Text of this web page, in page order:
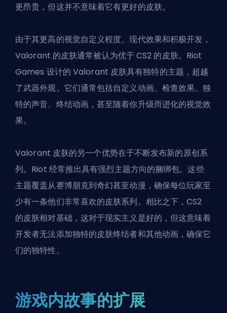
更昂贵，但这并不意味着它有更好的皮肤。
由于其更高的视觉自定义程度、现代效果和积极开发，
Valorant 的皮肤通常被认为优于 CS2 的皮肤。Riot
Games 设计的 Valorant 皮肤具有独特的主题，超越
了武器外观。它们通常包括自定义动画、检查效果、独
特的声音、终结动画，甚至随着你升级而进化的视觉效
果。
Valorant 皮肤的另一个优势在于不断发布新的原创系
列。Riot 经常推出具有强烈主题方向的捆绑包。这些
主题覆盖从赛博朋克到奇幻甚至动漫，确保每位玩家至
少有一条他们非常喜欢的皮肤系列。相比之下，CS2
的皮肤相对基础，这对于现实主义是好的，但这意味着
开发者无法添加独特的皮肤终结者和其他动画，确保它
们的独特性。
游戏内故事的扩展